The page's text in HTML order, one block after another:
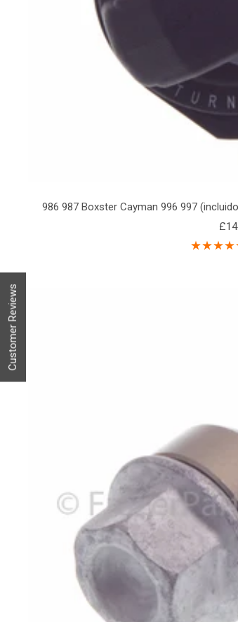
986 987 Boxster Cayman 996 997
de
Customer Reviews